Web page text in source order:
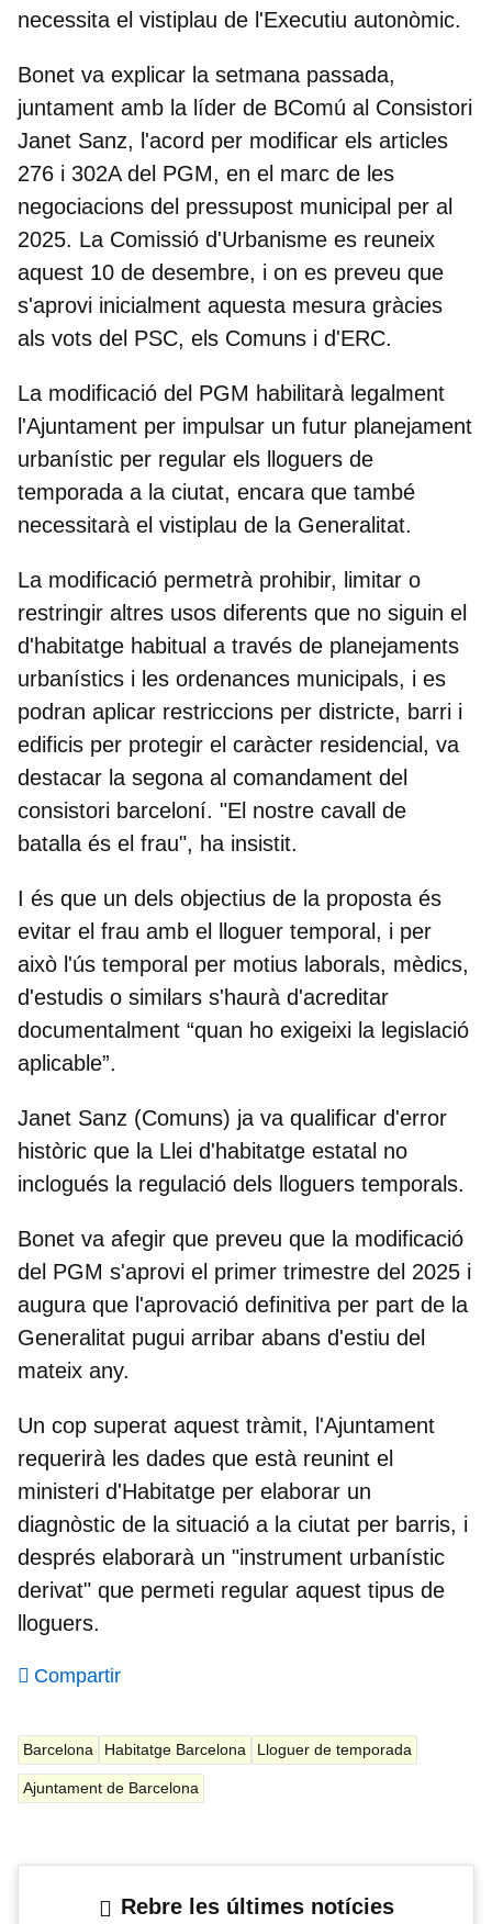
necessita el vistiplau de l'Executiu autonòmic.
Bonet va explicar la setmana passada,
juntament amb la líder de BComú al Consistori
Janet Sanz, l'acord per modificar els articles
276 i 302A del PGM, en el marc de les
negociacions del pressupost municipal per al
2025. La Comissió d'Urbanisme es reuneix
aquest 10 de desembre, i on es preveu que
s'aprovi inicialment aquesta mesura gràcies
als vots del PSC, els Comuns i d'ERC.
La modificació del PGM habilitarà legalment
l'Ajuntament per impulsar un futur planejament
urbanístic per regular els lloguers de
temporada a la ciutat, encara que també
necessitarà el vistiplau de la Generalitat.
La modificació permetrà prohibir, limitar o
restringir altres usos diferents que no siguin el
d'habitatge habitual a través de planejaments
urbanístics i les ordenances municipals, i es
podran aplicar restriccions per districte, barri i
edificis per protegir el caràcter residencial, va
destacar la segona al comandament del
consistori barceloní. "El nostre cavall de
batalla és el frau", ha insistit.
I és que un dels objectius de la proposta és
evitar el frau amb el lloguer temporal, i per
això l'ús temporal per motius laborals, mèdics,
d'estudis o similars s'haurà d'acreditar
documentalment “quan ho exigeixi la legislació
aplicable”.
Janet Sanz (Comuns) ja va qualificar d'error
històric que la Llei d'habitatge estatal no
inclogués la regulació dels lloguers temporals.
Bonet va afegir que preveu que la modificació
del PGM s'aprovi el primer trimestre del 2025 i
augura que l'aprovació definitiva per part de la
Generalitat pugui arribar abans d'estiu del
mateix any.
Un cop superat aquest tràmit, l'Ajuntament
requerirà les dades que està reunint el
ministeri d'Habitatge per elaborar un
diagnòstic de la situació a la ciutat per barris, i
després elaborarà un "instrument urbanístic
derivat" que permeti regular aquest tipus de
lloguers.
Compartir
Barcelona Habitatge Barcelona Lloguer de temporada
Ajuntament de Barcelona
Rebre les últimes notícies